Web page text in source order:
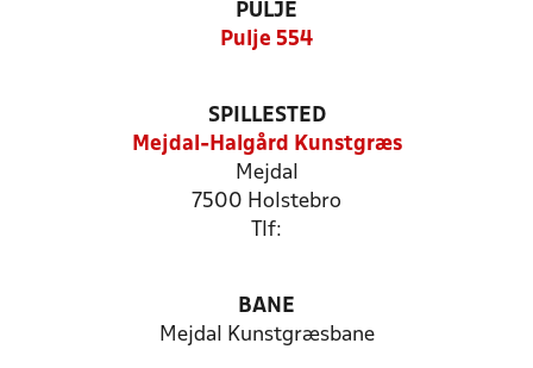
PULJE
Pulje 554
SPILLESTED
Mejdal-Halgård Kunstgræs
Mejdal
7500 Holstebro
Tlf:
BANE
Mejdal Kunstgræsbane